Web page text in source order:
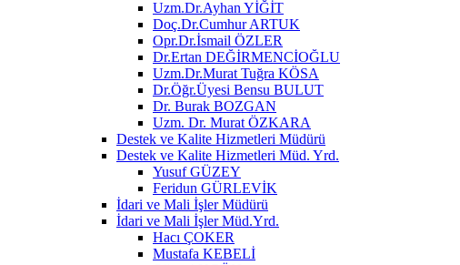
Uzm.Dr.Ayhan YİĞİT
Doç.Dr.Cumhur ARTUK
Opr.Dr.İsmail ÖZLER
Dr.Ertan DEĞİRMENCİOĞLU
Uzm.Dr.Murat Tuğra KÖSA
Dr.Öğr.Üyesi Bensu BULUT
Dr. Burak BOZGAN
Uzm. Dr. Murat ÖZKARA
Destek ve Kalite Hizmetleri Müdürü
Destek ve Kalite Hizmetleri Müd. Yrd.
Yusuf GÜZEY
Feridun GÜRLEVİK
İdari ve Mali İşler Müdürü
İdari ve Mali İşler Müd.Yrd.
Hacı ÇOKER
Mustafa KEBELİ